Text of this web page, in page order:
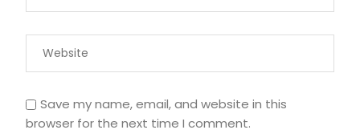
Save my name, email, and website in this
browser for the next time I comment.